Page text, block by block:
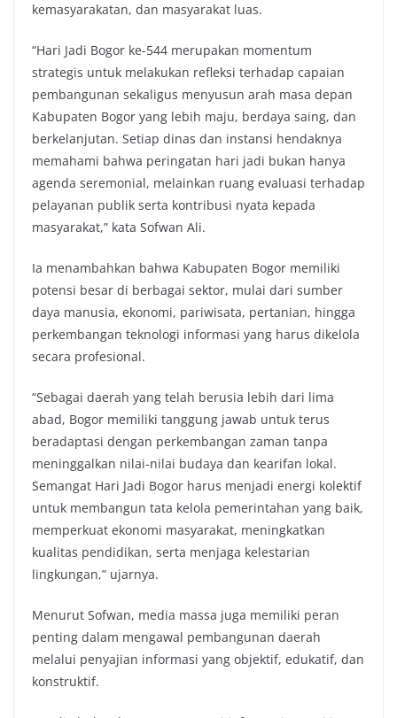
kemasyarakatan, dan masyarakat luas.
“Hari Jadi Bogor ke-544 merupakan momentum
strategis untuk melakukan refleksi terhadap capaian
pembangunan sekaligus menyusun arah masa depan
Kabupaten Bogor yang lebih maju, berdaya saing, dan
berkelanjutan. Setiap dinas dan instansi hendaknya
memahami bahwa peringatan hari jadi bukan hanya
agenda seremonial, melainkan ruang evaluasi terhadap
pelayanan publik serta kontribusi nyata kepada
masyarakat,” kata Sofwan Ali.
Ia menambahkan bahwa Kabupaten Bogor memiliki
potensi besar di berbagai sektor, mulai dari sumber
daya manusia, ekonomi, pariwisata, pertanian, hingga
perkembangan teknologi informasi yang harus dikelola
secara profesional.
“Sebagai daerah yang telah berusia lebih dari lima
abad, Bogor memiliki tanggung jawab untuk terus
beradaptasi dengan perkembangan zaman tanpa
meninggalkan nilai-nilai budaya dan kearifan lokal.
Semangat Hari Jadi Bogor harus menjadi energi kolektif
untuk membangun tata kelola pemerintahan yang baik,
memperkuat ekonomi masyarakat, meningkatkan
kualitas pendidikan, serta menjaga kelestarian
lingkungan,” ujarnya.
Menurut Sofwan, media massa juga memiliki peran
penting dalam mengawal pembangunan daerah
melalui penyajian informasi yang objektif, edukatif, dan
konstruktif.